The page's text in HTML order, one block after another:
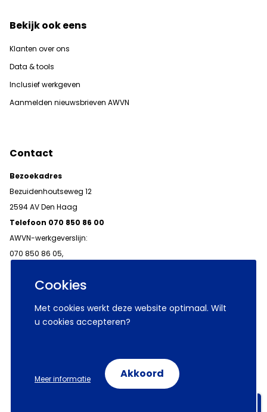
Cookies
Met cookies werkt deze website optimaal. Wilt
u cookies accepteren?
Meer informatie Akkoord
Bekijk ook eens
Klanten over ons
Data & tools
Inclusief werkgeven
Aanmelden nieuwsbrieven AWVN
Contact
Bezoekadres
Bezuidenhoutseweg 12
2594 AV Den Haag
Telefoon 070 850 86 00
AWVN-werkgeverslijn:
070 850 86 05,
© 2026 AWVN
Volg ons op: